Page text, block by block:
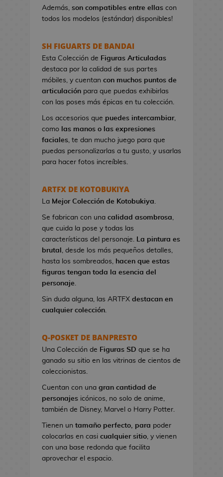
j
u
o
s
P
i
n
e
s
d
e
V
e
o
g
o
e
c
s
d
e
V
o
Además, son compatibles entre ellas con
todos los modelos (estándar) disponibles!
SH FIGUARTS DE BANDAI
Esta Colección de Figuras Articuladas
destaca por la calidad de sus partes
móbiles, y cuentan con muchos puntos de
articulación para que puedas exhibirlas
con las poses más épicas en tu colección.
Los accesorios que puedes intercambiar,
como las manos o las expresiones
faciales, te dan mucho juego para que
puedas personalizarlas a tu gusto, y usarlas
para hacer fotos increíbles.
ARTFX DE KOTOBUKIYA
La Mejor Colección de Kotobukiya.
Se fabrican con una calidad asombrosa,
que cuida la pose y todas las
características del personaje. La pintura es
brutal , desde los más pequeños detalles,
hasta los sombreados, hacen que estas
figuras tengan toda la esencia del
personaje.
Sin duda alguna, las ARTFX destacan en
cualquier colección.
Q-POSKET DE BANPRESTO
Una Colección de Figuras SD que se ha
ganado su sitio en las vitrinas de cientos de
coleccionistas.
Cuentan con una gran cantidad de
personajes icónicos, no solo de anime,
también de Disney, Marvel o Harry Potter.
Tienen un tamaño perfecto, para poder
colocarlas en casi cualquier sitio, y vienen
con una base redonda que facilita
aprovechar el espacio.